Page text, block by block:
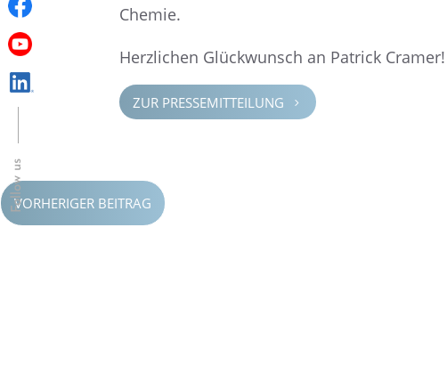
Chemie.
Herzli­chen Glück­wunsch an Patrick Cramer!
ZUR PRESSE­MIT­TEI­LUNG 5
VORHERIGER BEITRAG
Follow us